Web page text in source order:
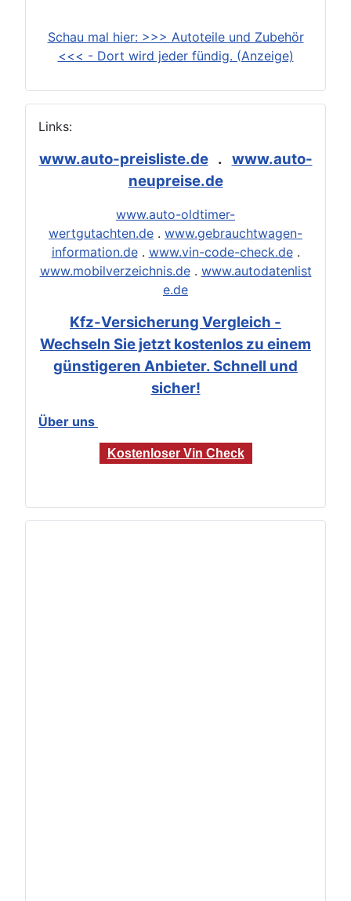
Schau mal hier: >>> Autoteile und Zubehör
<<< - Dort wird jeder fündig. (Anzeige)
Links:
www.auto-preisliste.de. www.auto-
neupreise.de
www.auto-oldtimer-
wertgutachten.de . www.gebrauchtwagen-
information.de. www.vin-code-check.de.
www.mobilverzeichnis.de. www.autodatenlist
e.de
Kfz-Versicherung Vergleich -
Wechseln Sie jetzt kostenlos zu einem
günstigeren Anbieter. Schnell und
sicher!
Über uns
Kostenloser Vin Check